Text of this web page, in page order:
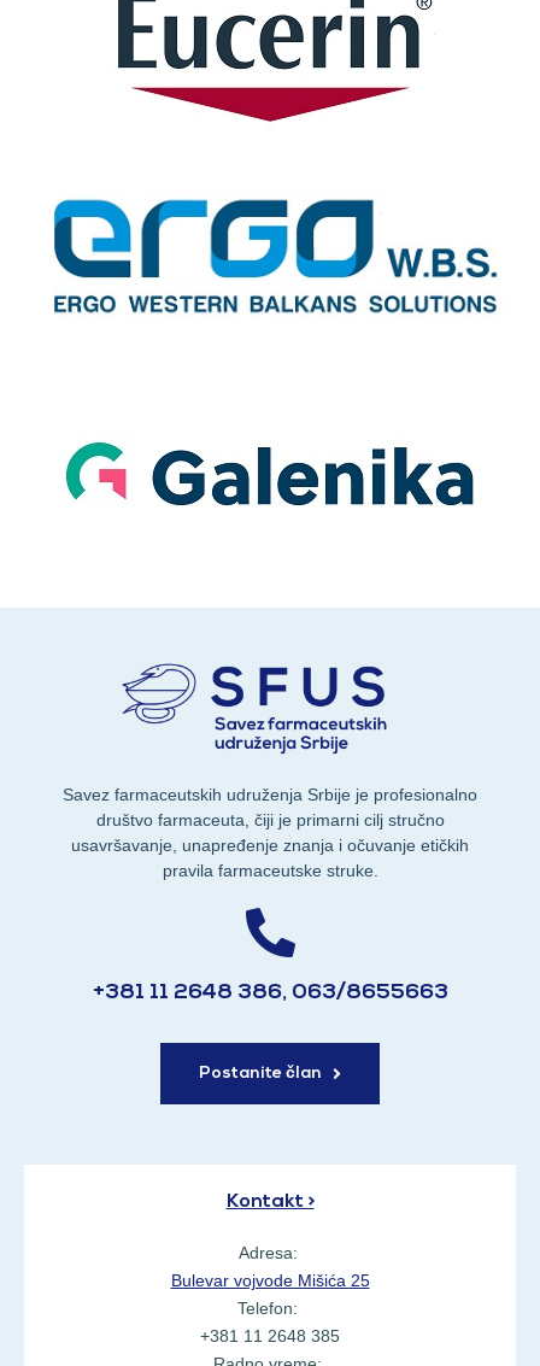
Savez farmaceutskih udruženja Srbije je profesionalno
društvo farmaceuta, čiji je primarni cilj stručno
usavršavanje, unapređenje znanja i očuvanje etičkih
pravila farmaceutske struke.
+381 11 2648 386, 063/8655663
Postanite član
Kontakt >
Adresa:
Bulevar vojvode Mišića 25
Telefon:
+381 11 2648 385